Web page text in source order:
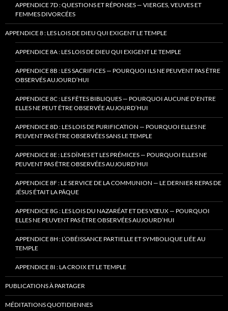
APPENDICE 7D : QUESTIONS ET RÉPONSES — VIERGES, VEUVES ET
FEMMES DIVORCÉES
APPENDICE 8 : LES LOIS DE DIEU QUI EXIGENT LE TEMPLE
APPENDICE 8A : LES LOIS DE DIEU QUI EXIGENT LE TEMPLE
APPENDICE 8B : LES SACRIFICES — POURQUOI ILS NE PEUVENT PAS ÊTRE
OBSERVÉS AUJOURD’HUI
APPENDICE 8C : LES FÊTES BIBLIQUES — POURQUOI AUCUNE D’ENTRE
ELLES NE PEUT ÊTRE OBSERVÉE AUJOURD’HUI
APPENDICE 8D : LES LOIS DE PURIFICATION — POURQUOI ELLES NE
PEUVENT PAS ÊTRE OBSERVÉES SANS LE TEMPLE
APPENDICE 8E : LES DÎMES ET LES PRÉMICES — POURQUOI ELLES NE
PEUVENT PAS ÊTRE OBSERVÉES AUJOURD’HUI
APPENDICE 8F : LE SERVICE DE LA COMMUNION — LE DERNIER REPAS DE
JÉSUS ÉTAIT LA PÂQUE
APPENDICE 8G : LES LOIS DU NAZARÉAT ET DES VŒUX — POURQUOI
ELLES NE PEUVENT PAS ÊTRE OBSERVÉES AUJOURD’HUI
APPENDICE 8H : L’OBÉISSANCE PARTIELLE ET SYMBOLIQUE LIÉE AU
TEMPLE
APPENDICE 8I : LA CROIX ET LE TEMPLE
PUBLICATIONS À PARTAGER
MÉDITATIONS QUOTIDIENNES